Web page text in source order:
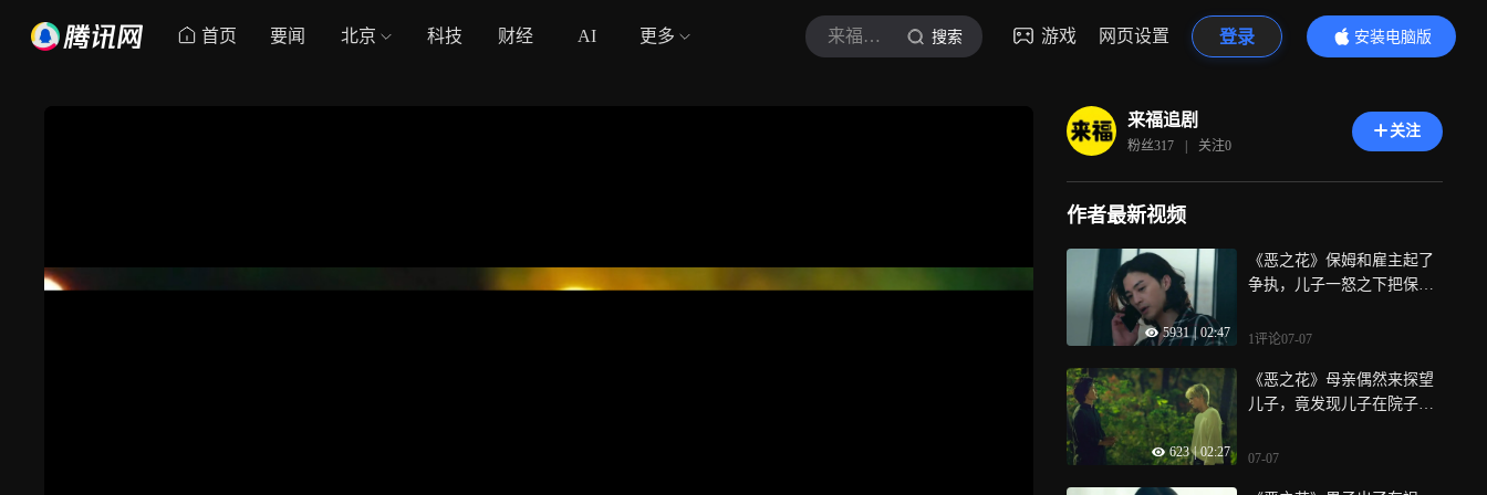
首页 要闻 北京 科技 财经 AI 更多 来福追剧 搜索 游戏 网页设置 登录
安装电脑版
内容更精彩
来福追剧
粉丝317 | 关注0
关注
作者最新视频
5931 | 02:47
《恶之花》保姆和雇主起了
争执，儿子一怒之下把保姆
1评论07-07
623 | 02:27
《恶之花》母亲偶然来探望
儿子，竟发现儿子在院子里
07-07